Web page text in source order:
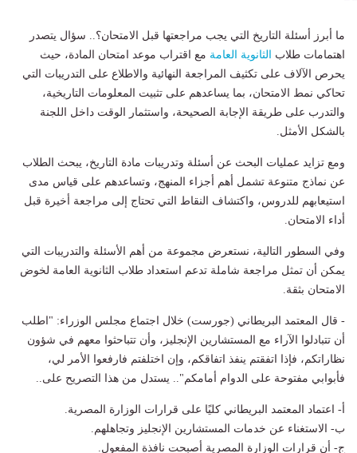
ما أبرز أسئلة التاريخ التي يجب مراجعتها قبل الامتحان؟.. سؤال يتصدر
اهتمامات طلاب
الثانوية العامة مع اقتراب موعد امتحان المادة، حيث
يحرص الآلاف على تكثيف المراجعة النهائية والاطلاع على التدريبات التي
تحاكي نمط الامتحان، بما يساعدهم على تثبيت المعلومات التاريخية،
والتدرب على طريقة الإجابة الصحيحة، واستثمار الوقت داخل اللجنة
بالشكل الأمثل.
ومع تزايد عمليات البحث عن أسئلة وتدريبات مادة التاريخ، يبحث الطلاب
عن نماذج متنوعة تشمل أهم أجزاء المنهج، وتساعدهم على قياس مدى
استيعابهم للدروس، واكتشاف النقاط التي تحتاج إلى مراجعة أخيرة قبل
أداء الامتحان.
وفي السطور التالية، نستعرض مجموعة من أهم الأسئلة والتدريبات التي
يمكن أن تمثل مراجعة شاملة تدعم استعداد طلاب الثانوية العامة لخوض
الامتحان بثقة.
- قال المعتمد البريطاني (جورست) خلال اجتماع مجلس الوزراء: "اطلب
أن تتبادلوا الآراء مع المستشارين الإنجليز، وأن تتباحثوا معهم في شؤون
نظاراتكم، فإذا اتفقتم ينفذ اتفاقكم، وإن اختلفتم فارفعوا الأمر لي،
فأبوابي مفتوحة على الدوام أمامكم".. يستدل من هذا التصريح على..
أ- اعتماد المعتمد البريطاني كليًا على قرارات الوزارة المصرية.
ب- الاستغناء عن خدمات المستشارين الإنجليز وتجاهلهم.
ج- أن قرارات الوزارة المصرية أصبحت نافذة المفعول.